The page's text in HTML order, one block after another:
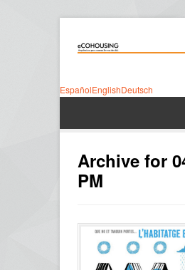
EspañolEnglishDeutsch
Archive for
PM